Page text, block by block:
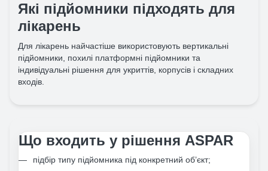
Які підйомники підходять для
лікарень
Для лікарень найчастіше використовують вертикальні
підйомники, похилі платформні підйомники та
індивідуальні рішення для укриттів, корпусів і складних
входів.
Що входить у рішення ASPAR
підбір типу підйомника під конкретний об’єкт;